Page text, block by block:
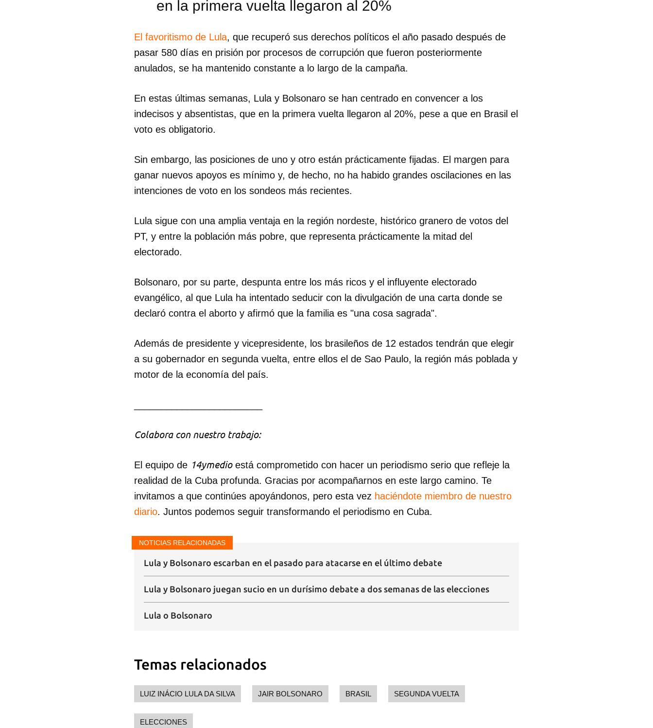
Guardar como favorito
Para poder guardar como favorito, primero has de iniciar sesión con tu
cuenta de 14ymedio.
INICIAR SESIÓN CANCELAR
en la primera vuelta llegaron al 20%
El favoritismo de Lula, que recuperó sus derechos políticos el año pasado después de
pasar 580 días en prisión por procesos de corrupción que fueron posteriormente
anulados, se ha mantenido constante a lo largo de la campaña.
En estas últimas semanas, Lula y Bolsonaro se han centrado en convencer a los
indecisos y absentistas, que en la primera vuelta llegaron al 20%, pese a que en Brasil el
voto es obligatorio.
Sin embargo, las posiciones de uno y otro están prácticamente fijadas. El margen para
ganar nuevos apoyos es mínimo y, de hecho, no ha habido grandes oscilaciones en las
intenciones de voto en los sondeos más recientes.
Lula sigue con una amplia ventaja en la región nordeste, histórico granero de votos del
PT, y entre la población más pobre, que representa prácticamente la mitad del
electorado.
Bolsonaro, por su parte, despunta entre los más ricos y el influyente electorado
evangélico, al que Lula ha intentado seducir con la divulgación de una carta donde se
declaró contra el aborto y afirmó que la familia es "una cosa sagrada".
Además de presidente y vicepresidente, los brasileños de 12 estados tendrán que elegir
a su gobernador en segunda vuelta, entre ellos el de Sao Paulo, la región más poblada y
motor de la economía del país.
Colabora con nuestro trabajo:
El equipo de 14ymedioestá comprometido con hacer un periodismo serio que refleje la
realidad de la Cuba profunda. Gracias por acompañarnos en este largo camino. Te
invitamos a que continúes apoyándonos, pero esta vez haciéndote miembro de nuestro
diario. Juntos podemos seguir transformando el periodismo en Cuba.
NOTICIAS RELACIONADAS
Lula y Bolsonaro escarban en el pasado para atacarse en el último debate
Lula y Bolsonaro juegan sucio en un durísimo debate a dos semanas de las elecciones
Lula o Bolsonaro
Temas relacionados
LUIZ INÁCIO LULA DA SILVA JAIR BOLSONARO BRASIL SEGUNDA VUELTA
ELECCIONES